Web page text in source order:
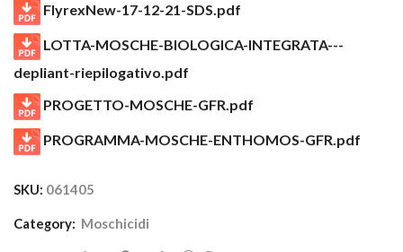
FlyrexNew-17-12-21-SDS.pdf
LOTTA-MOSCHE-BIOLOGICA-INTEGRATA---
depliant-riepilogativo.pdf
PROGETTO-MOSCHE-GFR.pdf
PROGRAMMA-MOSCHE-ENTHOMOS-GFR.pdf
SKU: 061405
Category: Moschicidi